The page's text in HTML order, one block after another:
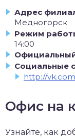
Адрес
Медногорск
Режим
14:00
Социальные
http://
Офис на
Узнайте, как